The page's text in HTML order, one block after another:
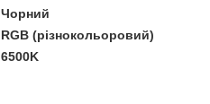
Чорний
RGB (різнокольоровий)
6500K